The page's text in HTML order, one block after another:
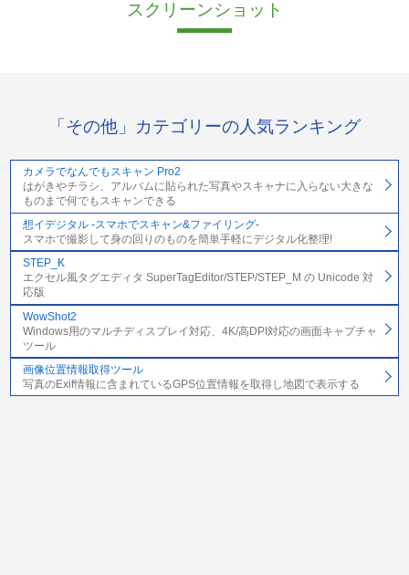
スクリーンショット
「その他」カテゴリーの人気ランキング
カメラでなんでもスキャン Pro2
はがきやチラシ、アルバムに貼られた写真やスキャナに入らない大きな
ものまで何でもスキャンできる
想イデジタル -スマホでスキャン&ファイリング-
スマホで撮影して身の回りのものを簡単手軽にデジタル化整理!
STEP_K
エクセル風タグエディタ SuperTagEditor/STEP/STEP_M の Unicode 対
応版
WowShot2
Windows用のマルチディスプレイ対応、4K/高DPI対応の画面キャプチャ
ツール
画像位置情報取得ツール
写真のExif情報に含まれているGPS位置情報を取得し地図で表示する